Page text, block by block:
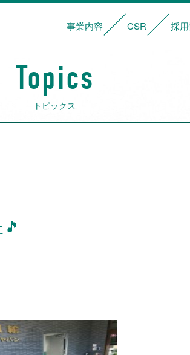
Topics
トピックス
事業内容 CSR 採